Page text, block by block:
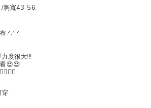
/胸寬43-56
.ᐟ.ᐟ.ᐟ
度很大!!!
😍😍
穿